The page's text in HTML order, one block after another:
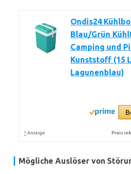
Ondis24
Blau/Grün
Camping und
Kunststoff (15
Lagunenblau)
* Anzeige Preis
Mögliche Auslöser von